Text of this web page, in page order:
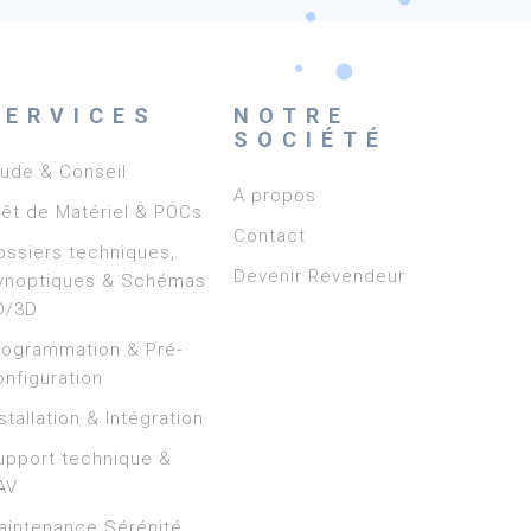
& Conseil
de Matériel & POCs
techniques,
& Schémas
3D
& Pré-
& Intégration
technique &
NOTRE
SOCIÉTÉ
A propos
Contact
Devenir Revendeur